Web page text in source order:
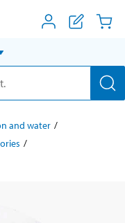
and water